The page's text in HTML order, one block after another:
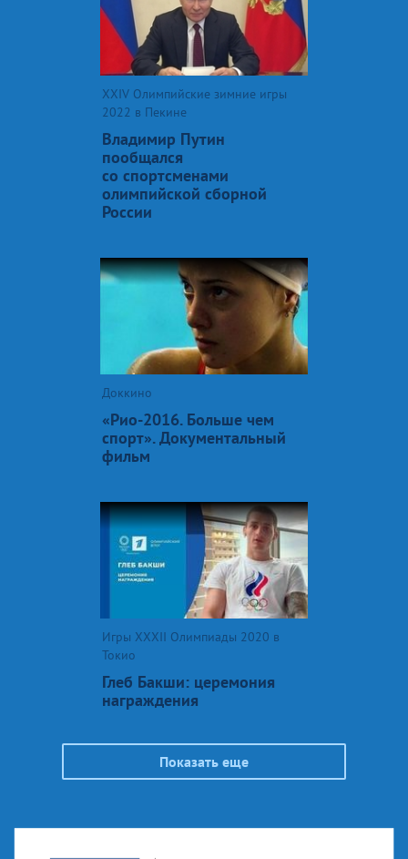
XXIV Олимпийские зимние игры
2022 в Пекине
Владимир Путин
пообщался
со спортсменами
олимпийской сборной
России
Доккино
«Рио-2016. Больше чем
спорт». Документальный
фильм
Игры XXXII Олимпиады 2020 в
Токио
Глеб Бакши: церемония
награждения
Показать еще